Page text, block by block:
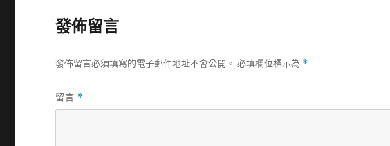
發佈留言
發佈留言必須填寫的電子郵件地址不會公開。 必填欄位標示為 *
留言 *